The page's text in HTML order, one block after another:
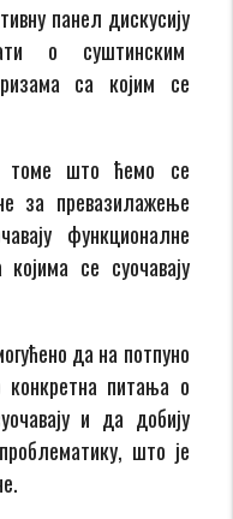
панел дискусију
о суштинским
са којим се
томе што ћемо се
за превазилажење
функционалне
се суочавају
да на потпуно
конкретна питања о
и да добију
што је